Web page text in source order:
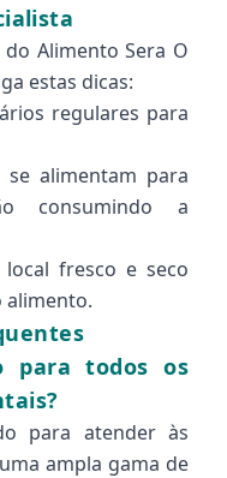
Alimento Sera O
estas dicas:
regulares para
se alimentam para
consumindo a
fresco e seco
alimento.
para todos os
para atender às
ampla gama de